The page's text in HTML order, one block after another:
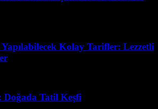
Kolay Tarifler: Lezzetli
Doğada Tatil Keşfi